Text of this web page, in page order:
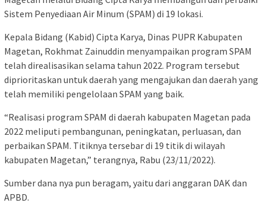
Sistem Penyediaan Air Minum (SPAM) di 19 lokasi.
Kepala Bidang (Kabid) Cipta Karya, Dinas PUPR Kabupaten
Magetan, Rokhmat Zainuddin menyampaikan program SPAM
telah direalisasikan selama tahun 2022. Program tersebut
diprioritaskan untuk daerah yang mengajukan dan daerah yang
telah memiliki pengelolaan SPAM yang baik.
“Realisasi program SPAM di daerah kabupaten Magetan pada
2022 meliputi pembangunan, peningkatan, perluasan, dan
perbaikan SPAM. Titiknya tersebar di 19 titik di wilayah
kabupaten Magetan,” terangnya, Rabu (23/11/2022).
Sumber dana nya pun beragam, yaitu dari anggaran DAK dan
APBD.